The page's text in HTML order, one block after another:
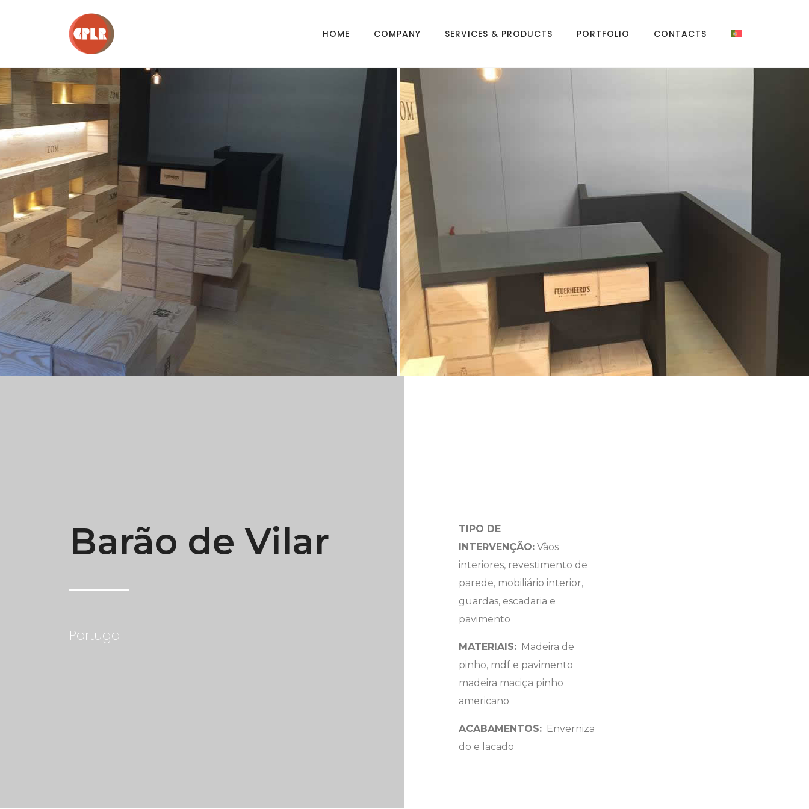
HOME COMPANY SERVICES & PRODUCTS PORTFOLIO CONTACTS
Barão de Vilar
Portugal
TIPO DE
INTERVENÇÃO: Vãos
interiores, revestimento de
parede, mobiliário interior,
guardas, escadaria e
pavimento
MATERIAIS: Madeira de
pinho, mdf e pavimento
madeira maciça pinho
americano
ACABAMENTOS: Enverniza
do e lacado